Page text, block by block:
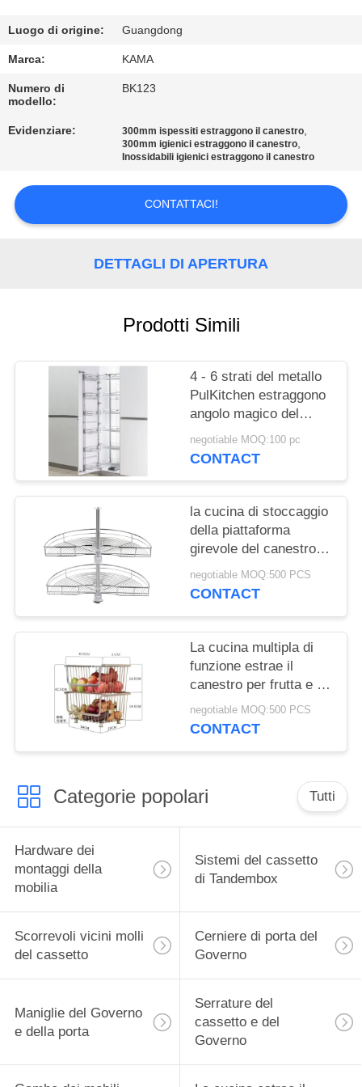
DI
QUALITÀ
CONTATTICI
UNA
CITAZIONE
PRIVACY
POLICY
Luogo di origine: Guangdong
Marca: KAMA
Numero di
modello:
BK123
Evidenziare: 300mm ispessiti estraggono il canestro,
300mm igienici estraggono il canestro,
Inossidabili igienici estraggono il canestro
CONTATTACI!
DETTAGLI DI APERTURA
Prodotti Simili
4 - 6 strati del metallo
PulKitchen estraggono
angolo magico del
classico scaffale/del
canestro il grande
negotiable MOQ:100 pc
CONTACT
la cucina di stoccaggio
della piattaforma
girevole del canestro
della parte girevole da
180 gradi estrae il
negotiable MOQ:500 PCS
CONTACT
La cucina multipla di
funzione estrae il
canestro per frutta e la
verdura 195mm per
strato
negotiable MOQ:500 PCS
CONTACT
Categorie popolari Tutti
Hardware dei
montaggi della
mobilia
Sistemi del cassetto
di Tandembox
Scorrevoli vicini molli
del cassetto
Cerniere di porta del
Governo
Maniglie del Governo
e della porta
Serrature del
cassetto e del
Governo